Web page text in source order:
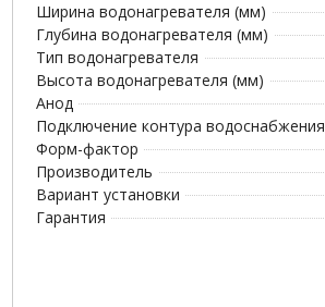
Ширина водонагревателя (мм)
Глубина водонагревателя (мм)
Тип водонагревателя
Высота водонагревателя (мм)
Анод
Подключение контура водоснабжения
Форм-фактор
Производитель
Вариант установки
Гарантия